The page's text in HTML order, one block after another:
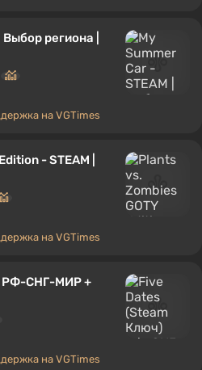
региона |
на VGTimes
- STEAM |
на VGTimes
РФ-СНГ-МИР +
на VGTimes